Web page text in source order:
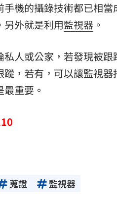
機的攝錄技術都已相
另外就是利用監視器 。
人或公家，若發現被
，若有，可以讓監視
重要。
蒐證 監視器